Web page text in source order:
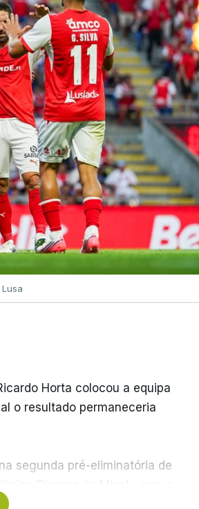
Horta colocou a equipa
o resultado permaneceria
segunda pré-eliminatória de
– devido à guerra na Ucrânia e